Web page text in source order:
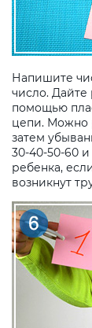
Напишите
число. Дайте
помощью
цепи. Можно
затем
30-40-50-60
ребенка,
возникнут